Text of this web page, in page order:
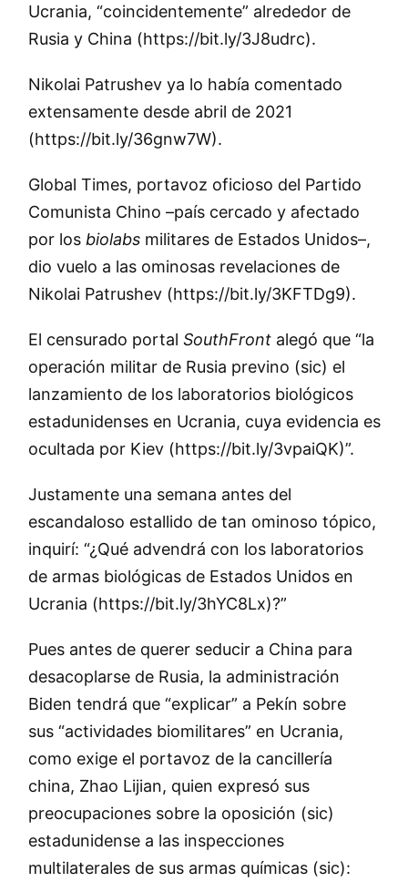
Ucrania, coincidentemente
alrededor de
Rusia y China (https://bit.ly/3J8udrc).
Nikolai Patrushev ya lo había comentado
extensamente desde abril de 2021
(https://bit.ly/36gnw7W).
Global Times, portavoz oficioso del Partido
Comunista Chino –país cercado y afectado
por los biolabsmilitares de Estados Unidos–,
dio vuelo a las ominosas revelaciones de
Nikolai Patrushev (https://bit.ly/3KFTDg9).
El censurado portal SouthFrontalegó que “la
operación militar de Rusia previno (sic) el
lanzamiento de los laboratorios biológicos
estadunidenses en Ucrania, cuya evidencia es
ocultada por Kiev (https://bit.ly/3vpaiQK)”.
Justamente una semana antes del
escandaloso estallido de tan ominoso tópico,
inquirí: “¿Qué advendrá con los laboratorios
de armas biológicas de Estados Unidos en
Ucrania (https://bit.ly/3hYC8Lx)?”
Pues antes de querer seducir a China para
desacoplarse de Rusia, la administración
Biden tendrá que explicar
a Pekín sobre
sus actividades biomilitares
en Ucrania,
como exige el portavoz de la cancillería
china, Zhao Lijian, quien expresó sus
preocupaciones sobre la oposición (sic)
estadunidense a las inspecciones
multilaterales de sus armas químicas (sic):